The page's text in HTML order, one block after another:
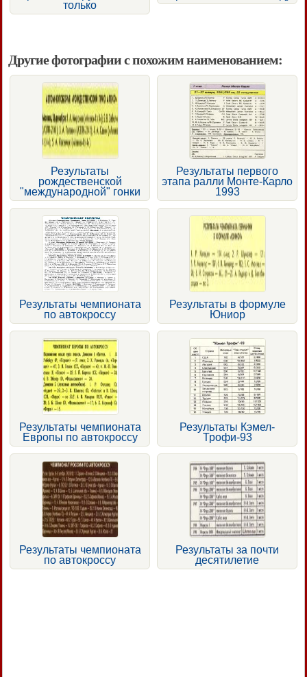
только
Другие фотографии с похожим наименованием:
Результаты
рождественской
"международной" гонки
Результаты первого
этапа ралли Монте-Карло
1993
Результаты чемпионата
по автокроссу
Результаты в формуле
Юниор
Результаты чемпионата
Европы по автокроссу
Результаты Кэмел-
Трофи-93
Результаты чемпионата
по автокроссу
Результаты за почти
десятилетие